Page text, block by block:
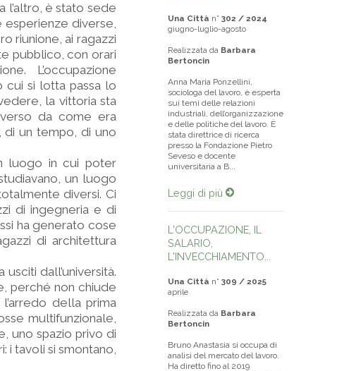
l’altro, è stato sede
esperienze diverse,
riunione, ai ragazzi
pubblico, con orari
L’occupazione
cui si lotta passa lo
la vittoria sta
da come era
di un tempo, di uno
luogo in cui poter
un luogo
diversi. Ci
di ingegneria e di
ha generato cose
di architettura
dall’università.
perché non chiude
della prima
multifunzionale,
uno spazio privo di
i tavoli si smontano,
Una Città n° 302 / 2024
giugno-luglio-agosto
Realizzata da Barbara
Bertoncin
Anna Maria Ponzellini,
sociologa del lavoro, è esperta
sui temi delle relazioni
industriali, dell’organizzazione
e delle politiche del lavoro. È
stata direttrice di ricerca
presso la Fondazione Pietro
Seveso e docente
universitaria a B...
Leggi di più
L'OCCUPAZIONE, IL
SALARIO,
L'INVECCHIAMENTO...
Una Città n° 309 / 2025
aprile
Realizzata da Barbara
Bertoncin
Bruno Anastasia si occupa di
analisi del mercato del lavoro.
Ha diretto fino al 2019